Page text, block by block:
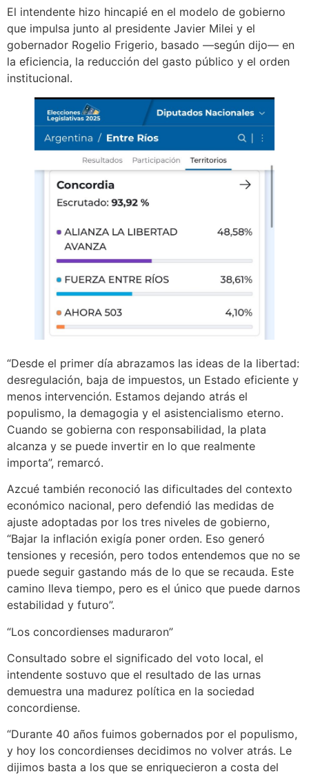
El intendente hizo hincapié en el modelo de gobierno
que impulsa junto al presidente Javier Milei y el
gobernador Rogelio Frigerio, basado —según dijo— en
la eficiencia, la reducción del gasto público y el orden
institucional.
“Desde el primer día abrazamos las ideas de la libertad:
desregulación, baja de impuestos, un Estado eficiente y
menos intervención. Estamos dejando atrás el
populismo, la demagogia y el asistencialismo eterno.
Cuando se gobierna con responsabilidad, la plata
alcanza y se puede invertir en lo que realmente
importa”, remarcó.
Azcué también reconoció las dificultades del contexto
económico nacional, pero defendió las medidas de
ajuste adoptadas por los tres niveles de gobierno,
“Bajar la inflación exigía poner orden. Eso generó
tensiones y recesión, pero todos entendemos que no se
puede seguir gastando más de lo que se recauda. Este
camino lleva tiempo, pero es el único que puede darnos
estabilidad y futuro”.
“Los concordienses maduraron”
Consultado sobre el significado del voto local, el
intendente sostuvo que el resultado de las urnas
demuestra una madurez política en la sociedad
concordiense.
“Durante 40 años fuimos gobernados por el populismo,
y hoy los concordienses decidimos no volver atrás. Le
dijimos basta a los que se enriquecieron a costa del